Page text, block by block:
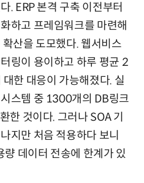
. ERP 본격 구축 이전부터
하고 프레임워크를 마련해
산을 도모했다. 웹서비스
링이 용이하고 하루 평균 2
한 대응이 가능해졌다. 실
스템 중 1300개의 DB링크
한 것이다. 그러나 SOA 기
지만 처음 적용하다 보니
데이터 전송에 한계가 있